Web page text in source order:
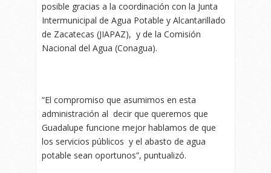
posible gracias a la coordinación con la Junta
Intermunicipal de Agua Potable y Alcantarillado
de Zacatecas (JIAPAZ), y de la Comisión
Nacional del Agua (Conagua).
“El compromiso que asumimos en esta
administración al decir que queremos que
Guadalupe funcione mejor hablamos de que
los servicios públicos y el abasto de agua
potable sean oportunos”, puntualizó.